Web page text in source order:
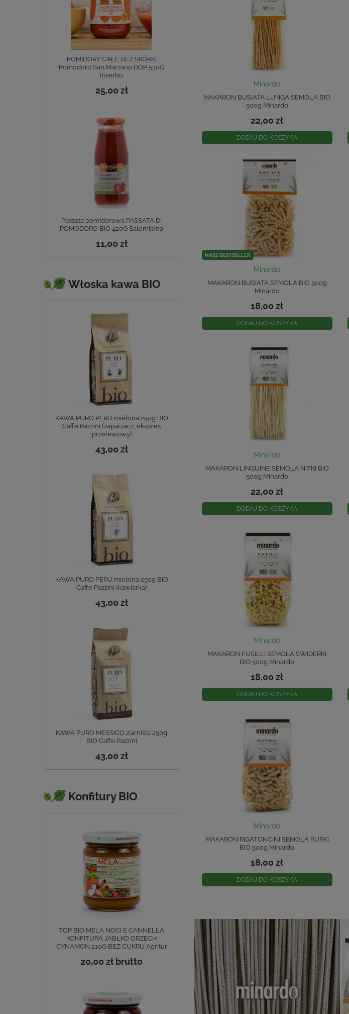
POMIDORY CAŁE BEZ SKÓRKI
Pomodoro San Marzano DOP 530G
Inserbo
25,00 zł
Passata pomidorowa PASSATA DI
POMODORO BIO 420G Salemipina
11,00 zł
Włoska kawa BIO
KAWA PURO PERU mielona 250g BIO
Caffe Pazzini (zaparzacz, ekspres
przelewowy)
43,00 zł
KAWA PURO PERU mielona 250g BIO
Caffe Pazzini (kawiarka)
43,00 zł
KAWA PURO MESSICO ziarnista 250g
BIO Caffe Pazzini
43,00 zł
Konfitury BIO
TOP BIO MELA NOCI E CANNELLA
KONFITURA JABŁKO ORZECH
CYNAMON 210G BEZ CUKRU Agritur
20,00 zł brutto
Minardo
MAKARON BUSIATA LUNGA SEMOLA BIO
500g Minardo
22,00 zł
DODAJ DO KOSZYKA
NASZ BESTSELLER
Minardo
MAKARON BUSIATA SEMOLA BIO 500g
Minardo
18,00 zł
DODAJ DO KOSZYKA
Minardo
MAKARON LINGUINE SEMOLA NITKI BIO
500g Minardo
22,00 zł
DODAJ DO KOSZYKA
Minardo
MAKARON FUSILLI SEMOLA ŚWIDERKI
BIO 500g Minardo
18,00 zł
DODAJ DO KOSZYKA
Minardo
MAKARON RIGATONCINI SEMOLA RURKI
BIO 500g Minardo
18,00 zł
DODAJ DO KOSZYKA